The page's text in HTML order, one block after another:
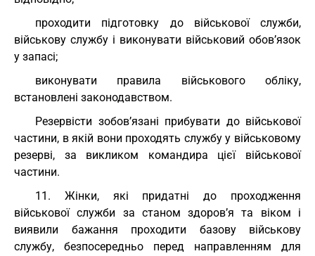
проходити підготовку до військової служби,
військову службу і виконувати військовий обов’язок
у запасі;
виконувати правила військового обліку,
встановлені законодавством.
Резервісти зобов’язані прибувати до військової
частини, в якій вони проходять службу у військовому
резерві, за викликом командира цієї військової
частини.
11. Жінки, які придатні до проходження
військової служби за станом здоров’я та віком і
виявили бажання проходити базову військову
службу, безпосередньо перед направленням для